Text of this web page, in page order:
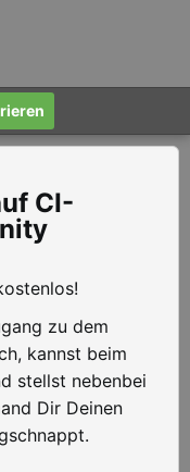
CI-
zu dem
kannst beim
stellst nebenbei
Dir Deinen